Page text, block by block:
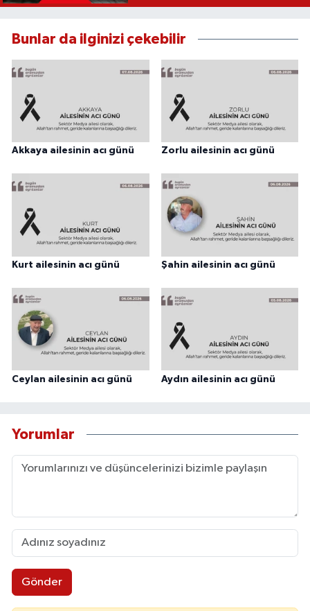
Bunlar da ilginizi çekebilir
Akkaya ailesinin acı günü Zorlu ailesinin acı günü
Kurt ailesinin acı günü Şahin ailesinin acı günü
Ceylan ailesinin acı günü Aydın ailesinin acı günü
Yorumlar
Gönder